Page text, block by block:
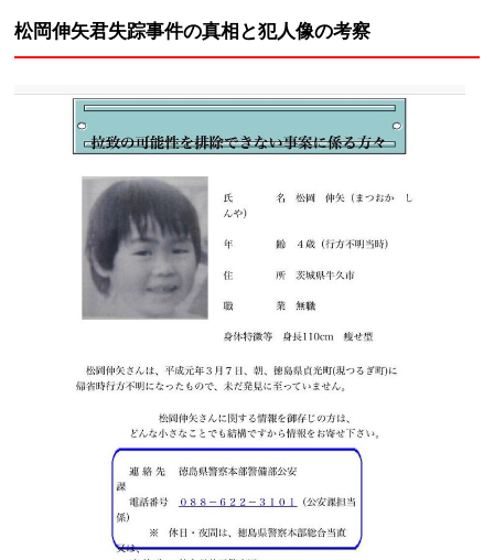
松岡伸矢君失踪事件の真相と犯人像の考察